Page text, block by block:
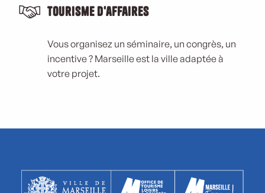
Tourisme d'affaires
Vous organisez un séminaire, un congrès, un
incentive ? Marseille est la ville adaptée à
votre projet.